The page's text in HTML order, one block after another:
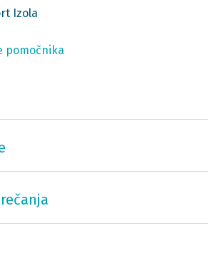
Izola
pomočnika